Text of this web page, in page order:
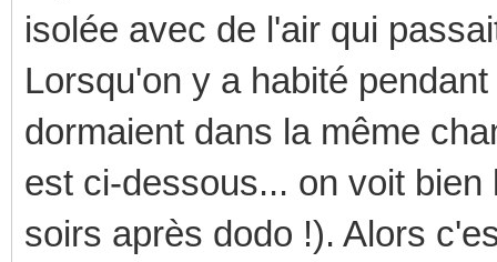
isolée avec de l'air qui
Lorsqu'on y a habité
dormaient dans la même
est ci-dessous... on voit
soirs après dodo !). Alors